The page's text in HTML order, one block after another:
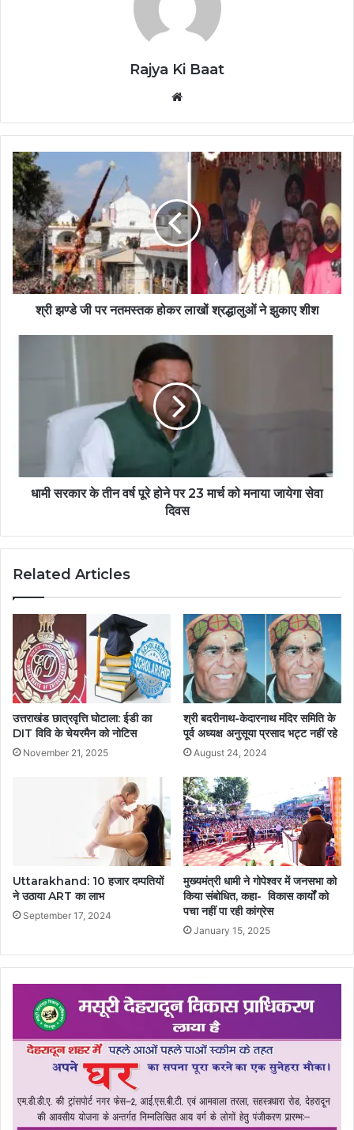
Rajya Ki Baat
श्री झण्डे जी पर नतमस्तक होकर लाखों श्रद्धालुओं ने झुकाए शीश
धामी सरकार के तीन वर्ष पूरे होने पर 23 मार्च को मनाया जायेगा सेवा
दिवस
Related Articles
उत्तराखंड छात्रवृत्ति घोटाला: ईडी का
DIT विवि के चेयरमैन को नोटिस
November 21, 2025
श्री बदरीनाथ-केदारनाथ मंदिर समिति के
पूर्व अध्यक्ष अनुसूया प्रसाद भट्ट नहीं रहे
August 24, 2024
Uttarakhand: 10 हजार दम्पतियों
ने उठाया ART का लाभ
September 17, 2024
मुख्यमंत्री धामी ने गोपेश्वर में जनसभा को
किया संबोधित, कहा- विकास कार्यों को
पचा नहीं पा रही कांग्रेस
January 15, 2025